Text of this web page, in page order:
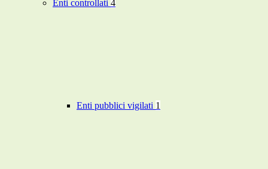
Enti controllati 4
Enti pubblici vigilati 1